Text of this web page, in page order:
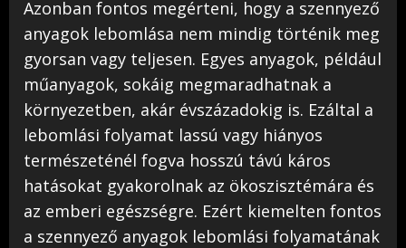
Azonban fontos megérteni, hogy a szennyező
anyagok lebomlása nem mindig történik meg
gyorsan vagy teljesen. Egyes anyagok, például
műanyagok, sokáig megmaradhatnak a
környezetben, akár évszázadokig is. Ezáltal a
lebomlási folyamat lassú vagy hiányos
természeténél fogva hosszú távú káros
hatásokat gyakorolnak az ökoszisztémára és
az emberi egészségre. Ezért kiemelten fontos
a szennyező anyagok lebomlási folyamatának